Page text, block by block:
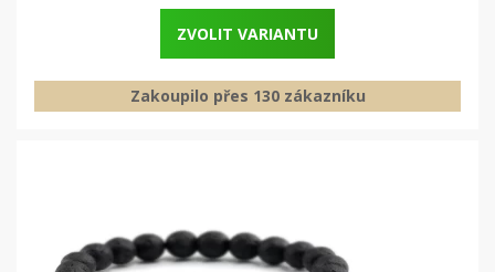
ZVOLIT VARIANTU
Zakoupilo přes 130 zákazníku